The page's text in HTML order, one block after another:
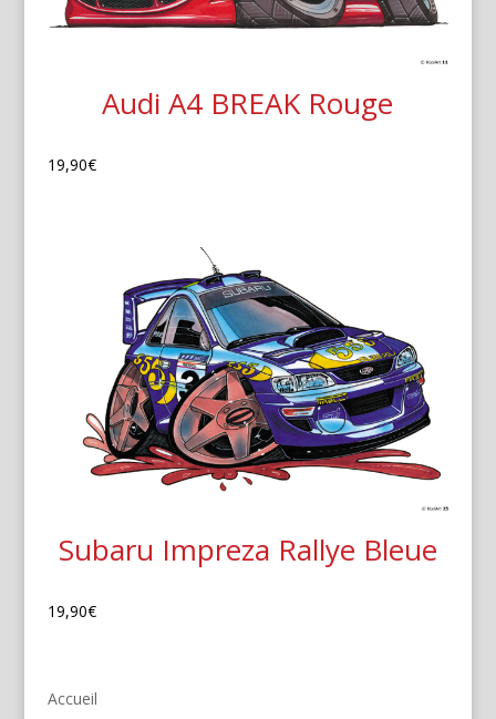
Audi A4 BREAK Rouge
19,90€
Subaru Impreza Rallye Bleue
19,90€
Accueil